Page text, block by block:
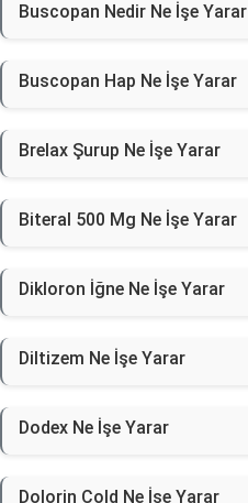
Buscopan Nedir Ne İşe Yarar
Buscopan Hap Ne İşe Yarar
Brelax Şurup Ne İşe Yarar
Biteral 500 Mg Ne İşe Yarar
Dikloron İğne Ne İşe Yarar
Diltizem Ne İşe Yarar
Dodex Ne İşe Yarar
Dolorin Cold Ne İşe Yarar